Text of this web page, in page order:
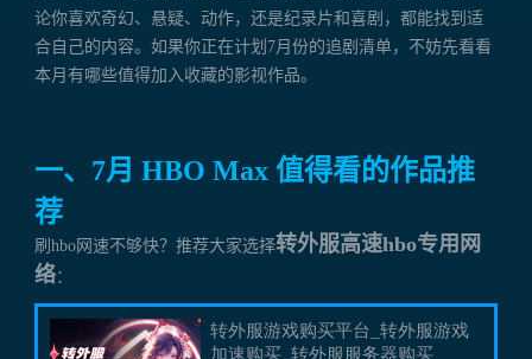
论你喜欢奇幻、悬疑、动作，还是纪录片和喜剧，都能找到适
合自己的内容。如果你正在计划7月份的追剧清单，不妨先看看
本月有哪些值得加入收藏的影视作品。
一、7月 HBO Max 值得看的作品推
荐
刷hbo网速不够快？推荐大家选择转外服高速hbo专用网
络：